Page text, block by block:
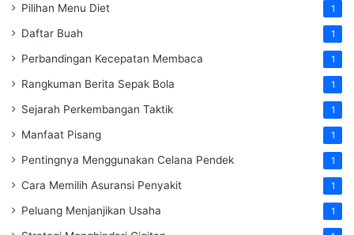
Pilihan Menu Diet 1
Daftar Buah 1
Perbandingan Kecepatan Membaca 1
Rangkuman Berita Sepak Bola 1
Sejarah Perkembangan Taktik 1
Manfaat Pisang 1
Pentingnya Menggunakan Celana Pendek 1
Cara Memilih Asuransi Penyakit 1
Peluang Menjanjikan Usaha 1